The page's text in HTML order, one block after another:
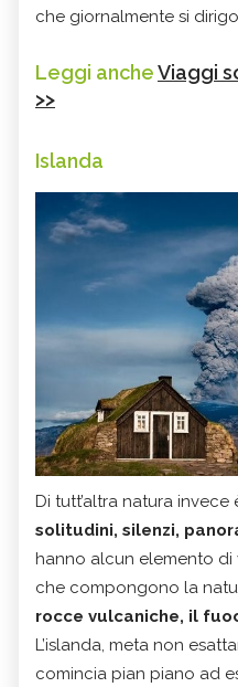
che giornalmente si
Leggi ancheViaggi
>>
Islanda
Di tutt’altra natura invece
solitudini, silenzi,
hanno alcun elemento di
che compongono la
rocce vulcaniche, il
L’islanda, meta non
comincia pian piano ad